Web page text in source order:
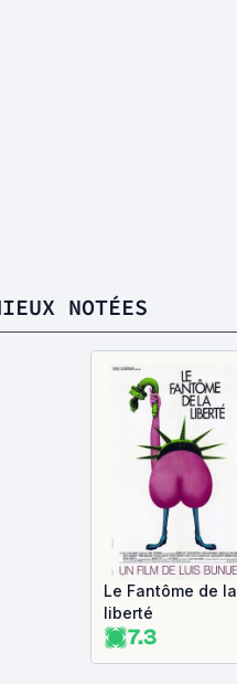
NOTÉES
Le Fantôme de la
liberté
7.3